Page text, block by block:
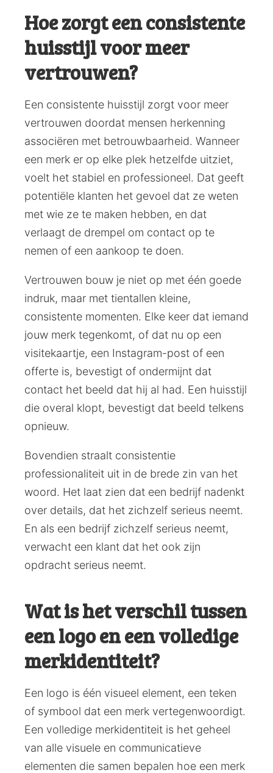
Hoe zorgt een consistente
huisstijl voor meer
vertrouwen?
Een consistente huisstijl zorgt voor meer
vertrouwen doordat mensen herkenning
associëren met betrouwbaarheid. Wanneer
een merk er op elke plek hetzelfde uitziet,
voelt het stabiel en professioneel. Dat geeft
potentiële klanten het gevoel dat ze weten
met wie ze te maken hebben, en dat
verlaagt de drempel om contact op te
nemen of een aankoop te doen.
Vertrouwen bouw je niet op met één goede
indruk, maar met tientallen kleine,
consistente momenten. Elke keer dat iemand
jouw merk tegenkomt, of dat nu op een
visitekaartje, een Instagram-post of een
offerte is, bevestigt of ondermijnt dat
contact het beeld dat hij al had. Een huisstijl
die overal klopt, bevestigt dat beeld telkens
opnieuw.
Bovendien straalt consistentie
professionaliteit uit in de brede zin van het
woord. Het laat zien dat een bedrijf nadenkt
over details, dat het zichzelf serieus neemt.
En als een bedrijf zichzelf serieus neemt,
verwacht een klant dat het ook zijn
opdracht serieus neemt.
Wat is het verschil tussen
een logo en een volledige
merkidentiteit?
Een logo is één visueel element, een teken
of symbool dat een merk vertegenwoordigt.
Een volledige merkidentiteit is het geheel
van alle visuele en communicatieve
elementen die samen bepalen hoe een merk